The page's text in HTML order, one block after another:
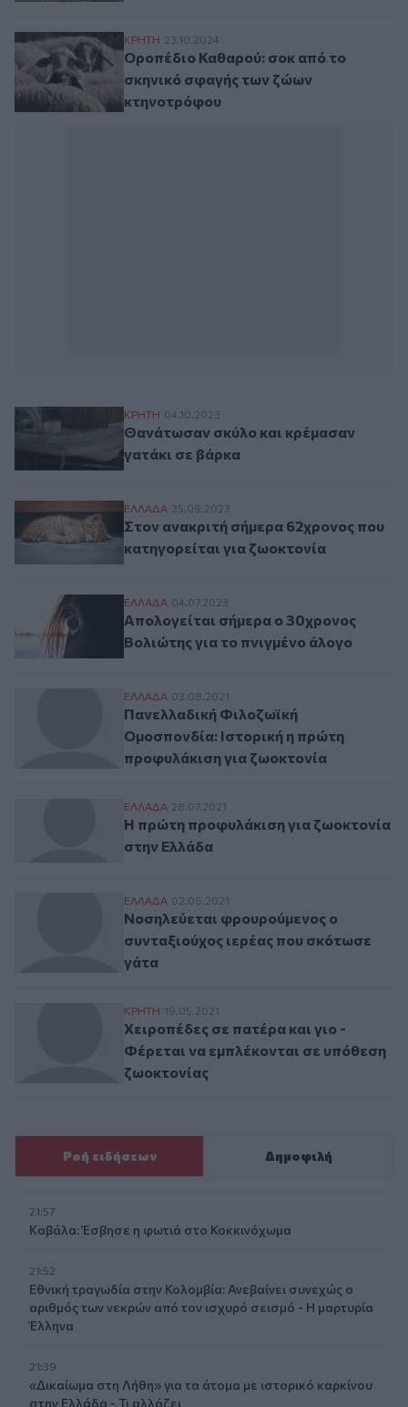
Οροπέδιο Καθαρού: σοκ από το σκηνικό
ΚΡΗΤΗ 23.10.2024
Οροπέδιο Καθαρού: σοκ από το
σκηνικό σφαγής των ζώων
κτηνοτρόφου
Θανάτωσαν σκύλο και κρέμασαν γατάκι
ΚΡΗΤΗ 04.10.2023
Θανάτωσαν σκύλο και κρέμασαν
γατάκι σε βάρκα
Στον ανακριτή σήμερα 62χρονος που
ΕΛΛAΔΑ 25.09.2023
Στον ανακριτή σήμερα 62χρονος που
κατηγορείται για ζωοκτονία
Απολογείται σήμερα ο 30χρονος
ΕΛΛAΔΑ 04.07.2023
Απολογείται σήμερα ο 30χρονος
Βολιώτης για το πνιγμένο άλογο
Πανελλαδική Φιλοζωϊκή Ομοσπονδία:
ΕΛΛAΔΑ 03.08.2021
Πανελλαδική Φιλοζωϊκή
Ομοσπονδία: Ιστορική η πρώτη
προφυλάκιση για ζωοκτονία
Η πρώτη προφυλάκιση για ζωοκτονία
ΕΛΛAΔΑ 28.07.2021
Η πρώτη προφυλάκιση για ζωοκτονία
στην Ελλάδα
Νοσηλεύεται φρουρούμενος ο
ΕΛΛAΔΑ 02.06.2021
Νοσηλεύεται φρουρούμενος ο
συνταξιούχος ιερέας που σκότωσε
γάτα
Χειροπέδες σε πατέρα και γιο - Φέρεται
ΚΡΗΤΗ 19.05.2021
Χειροπέδες σε πατέρα και γιο -
Φέρεται να εμπλέκονται σε υπόθεση
ζωοκτονίας
Ροή ειδήσεων Δημοφιλή
21:57
Καβάλα: Έσβησε η φωτιά στο Κοκκινόχωμα
21:52
Εθνική τραγωδία στην Κολομβία: Ανεβαίνει συνεχώς ο
αριθμός των νεκρών από τον ισχυρό σεισμό - Η μαρτυρία
Έλληνα
21:39
«Δικαίωμα στη Λήθη» για τα άτομα με ιστορικό καρκίνου
στην Ελλάδα - Τι αλλάζει